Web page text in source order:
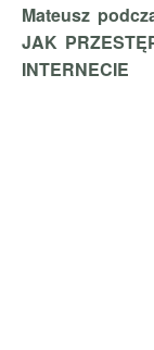
Mateusz
JAK
INTERNECIE